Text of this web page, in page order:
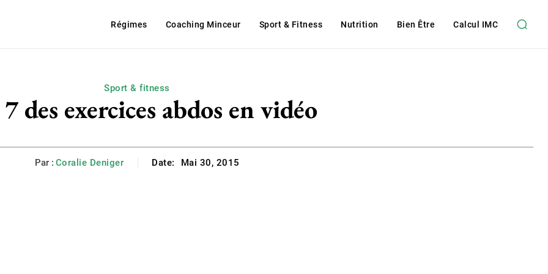
Régimes Coaching Minceur Sport & Fitness Nutrition Bien Être Calcul IMC
Sport & fitness
des exercices abdos en vidéo
Par : Coralie Deniger Date: Mai 30, 2015